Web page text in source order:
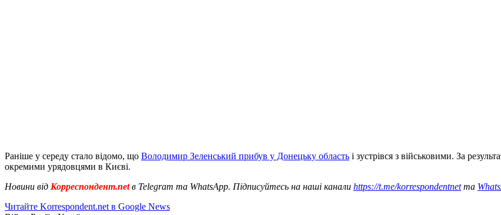
Раніше у середу стало відомо, що Володимир Зеленський прибув у Донецьку область і зустрівся з військовими. За
окремими урядовцями в Києві.
Новини від Корреспондент.netв Telegram та WhatsApp. Підписуйтесь на наші канали https://t.me/korrespondentnetта
Читайте Korrespondent.net в Google News